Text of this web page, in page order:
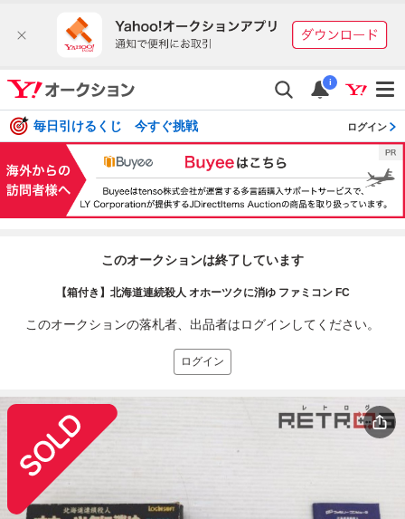
i
毎日引けるくじ 今すぐ挑戦 ログイン
このオークションは終了しています
【箱付き】北海道連続殺人 オホーツクに消ゆ ファミコン FC
このオークションの落札者、出品者はログインしてください。
ログイン